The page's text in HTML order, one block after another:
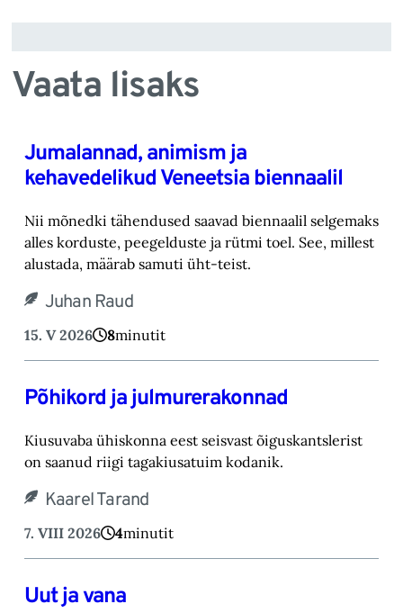
Vaata lisaks
Jumalannad, animism ja
kehavedelikud Veneetsia biennaalil
Nii mõnedki tähendused saavad biennaalil selgemaks
alles korduste, peegelduste ja rütmi toel. See, millest
alustada, määrab samuti üht-teist.
Juhan Raud
15. V 2026 8minutit
Põhikord ja julmurerakonnad
Kiusuvaba ühiskonna eest seisvast õiguskantslerist
on saanud riigi tagakiusatuim kodanik.
Kaarel Tarand
7. VIII 2026 4minutit
Uut ja vana